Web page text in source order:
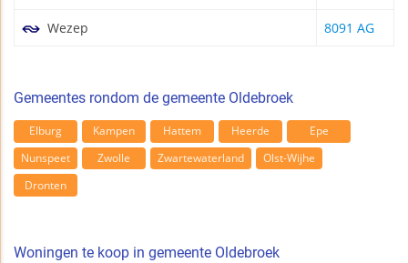
Wezep 8091 AG
Gemeentes rondom de gemeente Oldebroek
Elburg Kampen Hattem Heerde
Epe
Nunspeet
Zwolle Zwartewaterland
Olst-Wijhe
Dronten
Woningen te koop in gemeente Oldebroek